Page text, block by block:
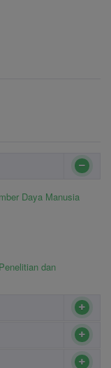
Daya Manusia
dan